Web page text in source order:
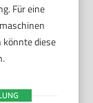
Für eine
könnte diese